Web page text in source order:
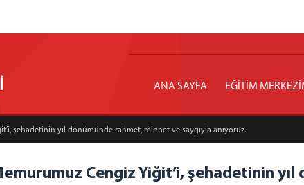
ANA SAYFA EĞİTİM
şehadetinin yıl dönümünde rahmet, minnet ve saygıyla anıyoruz.
Cengiz Yiğit’i, şehadetinin